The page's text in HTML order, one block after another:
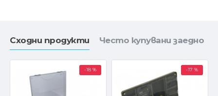
Сходни продукти Често купувани заедно
-18 % -17 %